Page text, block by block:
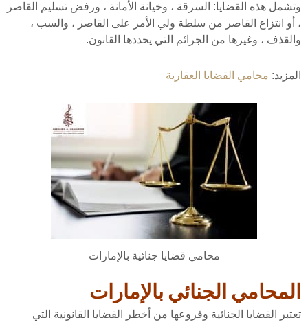
وتشمل هذه القضايا: السرقة ، وخيانة الأمانة ، ورفض تسليم القاصر
، أو انتزاع القاصر من سلطة ولي الأمر على القاصر ، والسب ،
والقذف ، وغيرها من الجرائم التي يحددها القانون.
المزيد: محامي القضايا العقارية
محامي قضايا جنائية بالإمارات
المحامي الجنائي بالإمارات
تعتبر القضايا الجنائية وفروعها من أخطر القضايا القانونية التي